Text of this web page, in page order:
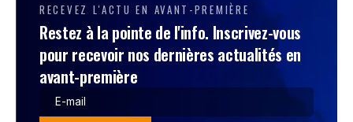
RECEVEZ L'ACTU EN AVANT-PREMIÈRE
Restez à la pointe de l'info. Inscrivez-vous
pour recevoir nos dernières actualités en
avant-première